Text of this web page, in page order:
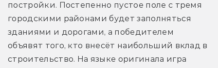
постройки. Постепенно пустое поле с тремя
городскими районами будет заполняться
зданиями и дорогами, а победителем
объявят того, кто внесёт наибольший вклад в
строительство. На языке оригинала игра